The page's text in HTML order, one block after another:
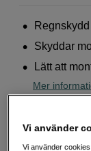
Skyddar
Lätt att
Mer
1 190
Vi använder
Vi använder